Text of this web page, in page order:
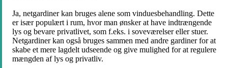
Ja, netgardiner kan bruges alene som vinduesbehandling. Dette
er især populært i rum, hvor man ønsker at have indtrængende
lys og bevare privatlivet, som f.eks. i soveværelser eller stuer.
Netgardiner kan også bruges sammen med andre gardiner for at
skabe et mere lagdelt udseende og give mulighed for at regulere
mængden af lys og privatliv.